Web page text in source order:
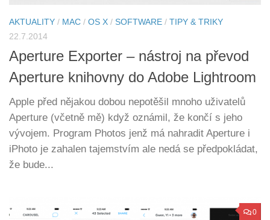
AKTUALITY / MAC / OS X / SOFTWARE / TIPY & TRIKY
22.7.2014
Aperture Exporter – nástroj na převod
Aperture knihovny do Adobe Lightroom
Apple před nějakou dobou nepotěšil mnoho uživatelů
Aperture (včetně mě) když oznámil, že končí s jeho
vývojem. Program Photos jenž má nahradit Aperture i
iPhoto je zahalen tajemstvím ale nedá se předpokládat,
že bude...
0